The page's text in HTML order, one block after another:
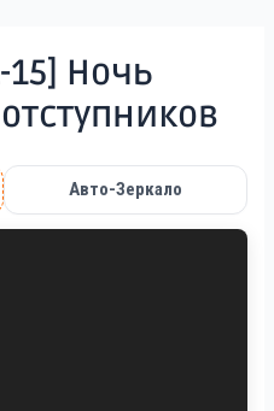
ン
15] Ночь
Авто-Зеркало